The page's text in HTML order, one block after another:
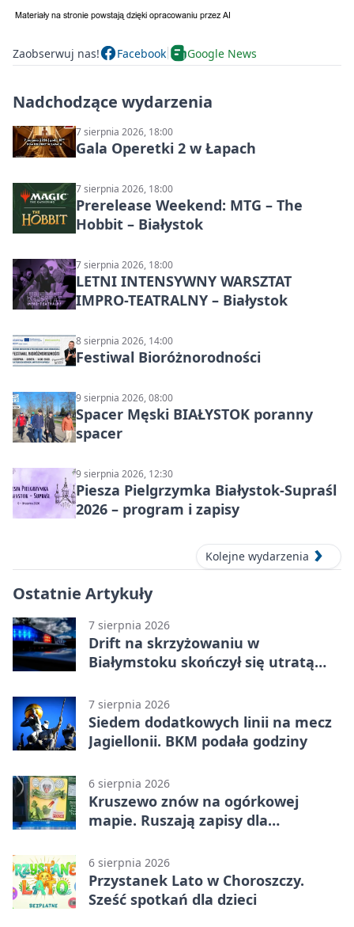
Zaobserwuj nas! Facebook Google News
Nadchodzące wydarzenia
7 sierpnia 2026, 18:00
Gala Operetki 2 w Łapach
7 sierpnia 2026, 18:00
Prerelease Weekend: MTG – The
Hobbit – Białystok
7 sierpnia 2026, 18:00
LETNI INTENSYWNY WARSZTAT
IMPRO-TEATRALNY – Białystok
8 sierpnia 2026, 14:00
Festiwal Bioróżnorodności
9 sierpnia 2026, 08:00
Spacer Męski BIAŁYSTOK poranny
spacer
9 sierpnia 2026, 12:30
Piesza Pielgrzymka Białystok-Supraśl
2026 – program i zapisy
Kolejne wydarzenia
Ostatnie Artykuły
7 sierpnia 2026
Drift na skrzyżowaniu w
Białymstoku skończył się utratą
7 sierpnia 2026
Siedem dodatkowych linii na mecz
Jagiellonii. BKM podała godziny
6 sierpnia 2026
Kruszewo znów na ogórkowej
mapie. Ruszają zapisy dla
6 sierpnia 2026
Przystanek Lato w Choroszczy.
Sześć spotkań dla dzieci